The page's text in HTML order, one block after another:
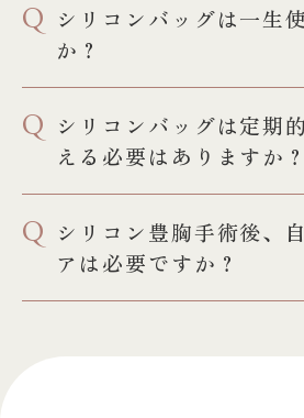
Q シリコンバッグは一生
か？
Q シリコンバッグは定期
える必要はありますか？
Q シリコン豊胸手術後、
アは必要ですか？